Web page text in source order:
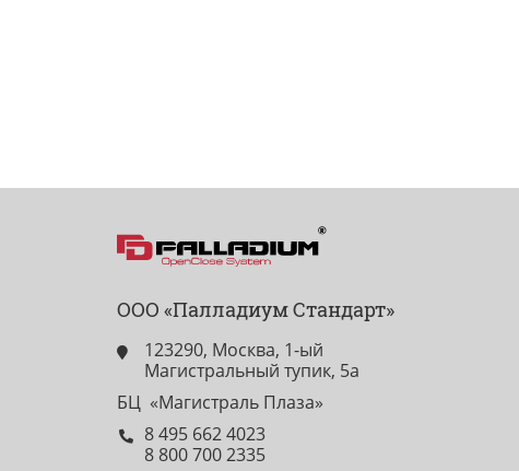
ООО «Палладиум Стандарт»
123290, Москва, 1-ый
Магистральный тупик, 5а
БЦ «Магистраль Плаза»
8 495 662 4023
8 800 700 2335